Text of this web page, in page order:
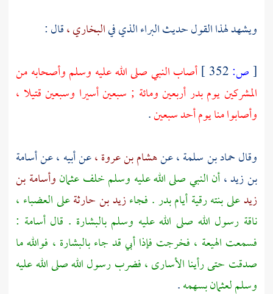
ويشهد لهذا القول حديثالبراءالذي فيالبخاري ،قال :
[ص:
أصاب النبي صلى الله عليه وسلم وأصحابه من
المشركين يومبدرأربعين ومائة ; سبعين أسيرا وسبعين قتيلا ،
وأصابوا منا يوم أحد سبعين.
وقالحماد بن سلمة ،عنهشام بن عروة ،عن أبيه ، عنأسامة
بن زيد ،أن النبي صلى الله عليه وسلم خلفعثمانوأسامة بن
زيدعلى بنتهرقيةأيامبدر. فجاءزيد بن حارثةعلى العضباء ،
ناقة رسول الله صلى الله عليه وسلم بالبشارة . قالأسامة :
فسمعت الهيعة ، فخرجت فإذا أبي قد جاء بالبشارة ، فوالله ما
صدقت حتى رأينا الأسارى ، فضرب رسول الله صلى الله عليه
وسلملعثمانبسهمه.